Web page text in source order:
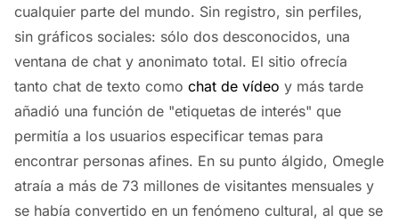
cualquier parte del mundo. Sin registro, sin perfiles,
sin gráficos sociales: sólo dos desconocidos, una
ventana de chat y anonimato total. El sitio ofrecía
tanto chat de texto como chat de vídeo y más tarde
añadió una función de "etiquetas de interés" que
permitía a los usuarios especificar temas para
encontrar personas afines. En su punto álgido, Omegle
atraía a más de 73 millones de visitantes mensuales y
se había convertido en un fenómeno cultural, al que se